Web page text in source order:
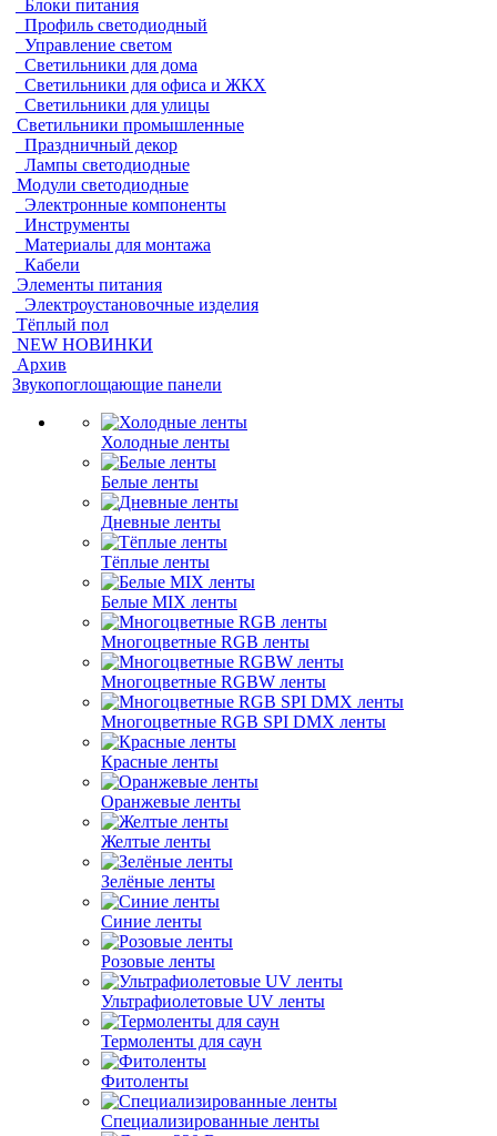
Блоки питания
Профиль светодиодный
Управление светом
Светильники для дома
Светильники для офиса и ЖКХ
Светильники для улицы
Светильники промышленные
Праздничный декор
Лампы светодиодные
Модули светодиодные
Электронные компоненты
Инструменты
Материалы для монтажа
Кабели
Элементы питания
Электроустановочные изделия
Тёплый пол
NEW НОВИНКИ
Архив
Звукопоглощающие панели
Холодные ленты
Белые ленты
Дневные ленты
Тёплые ленты
Белые MIX ленты
Многоцветные RGB ленты
Многоцветные RGBW ленты
Многоцветные RGB SPI DMX ленты
Красные ленты
Оранжевые ленты
Желтые ленты
Зелёные ленты
Синие ленты
Розовые ленты
Ультрафиолетовые UV ленты
Термоленты для саун
Фитоленты
Специализированные ленты